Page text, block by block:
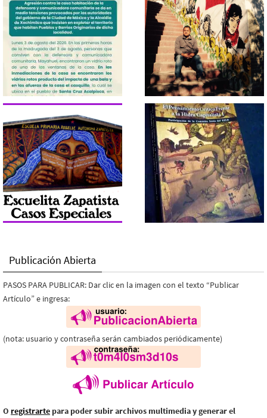
Publicación Abierta
PASOS PARA PUBLICAR: Dar clic en la imagen con el texto “Publicar
Artículo” e ingresa:
(nota: usuario y contraseña serán cambiados periódicamente)
O registrarte para poder subir archivos multimedia y generar el